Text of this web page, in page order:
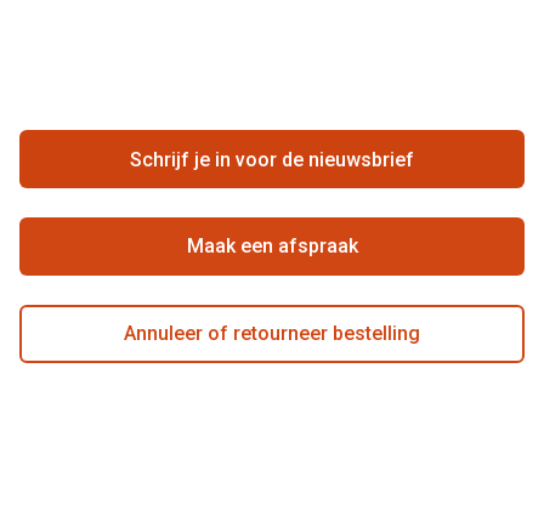
Zorgvergoeding
Ondernemen bij Pearle
Beste winkelketen
Actievoorwaarden
Schrijf je in voor de nieuwsbrief
Maak een afspraak
Annuleer of retourneer bestelling